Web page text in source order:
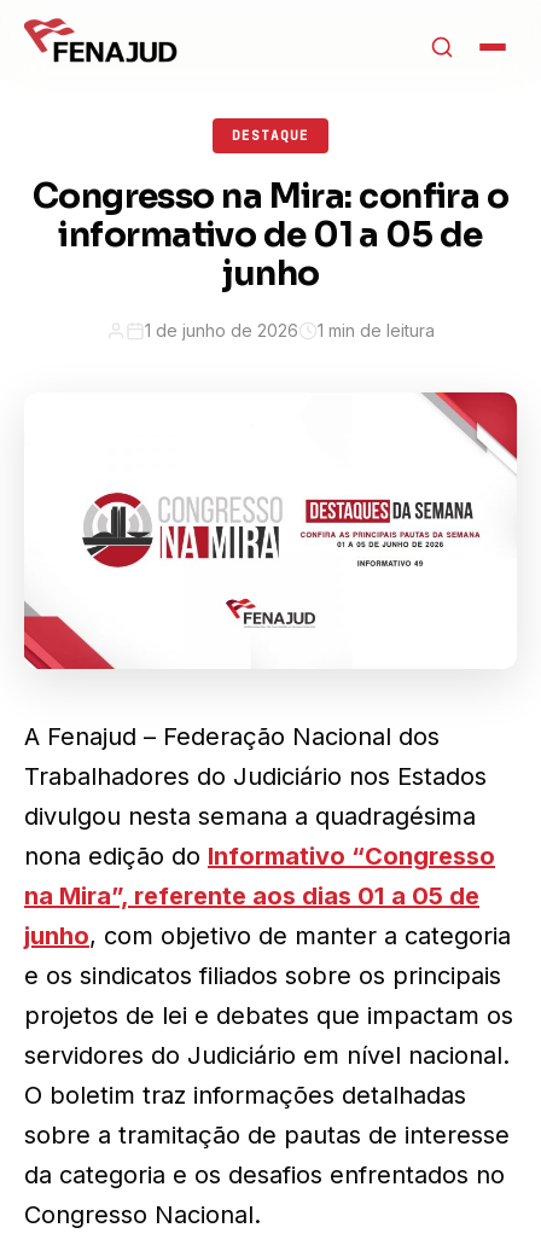
DESTAQUE
Congresso na Mira: confira o
informativo de 01 a 05 de
junho
1 de junho de 2026 1 min de leitura
A Fenajud – Federação Nacional dos
Trabalhadores do Judiciário nos Estados
divulgou nesta semana a quadragésima
nona edição do Informativo “Congresso
na Mira”, referente aos dias 01 a 05 de
junho, com objetivo de manter a categoria
e os sindicatos filiados sobre os principais
projetos de lei e debates que impactam os
servidores do Judiciário em nível nacional.
O boletim traz informações detalhadas
sobre a tramitação de pautas de interesse
da categoria e os desafios enfrentados no
Congresso Nacional.